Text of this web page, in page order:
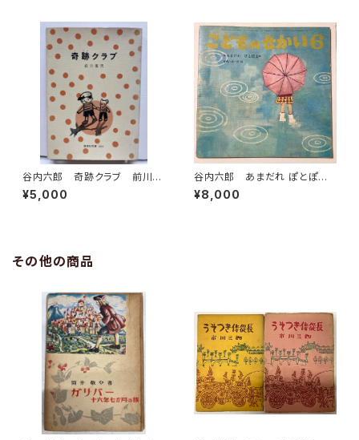
谷内六郎 奇跡クラブ 前川康
男 偕成社文庫 1976年初版
の79年４刷 偕成社
¥5,000
谷内六郎 あまだれ ぽとぽと
（綴込みの「おかあさまへ」あり）
こどものせかい23巻１号 19
¥8,000
その他の商品